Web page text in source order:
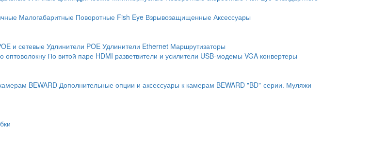
Малогабаритные Поворотные Fish Eye Взрывозащищенные Аксессуары
и сетевые Удлинители POE Удлинители Ethernet Маршрутизаторы
оптоволокну По витой паре HDMI разветвители и усилители USB-модемы VGA конвертеры
BEWARD Дополнительные опции и аксессуары к камерам BEWARD "BD"-серии. Муляжи